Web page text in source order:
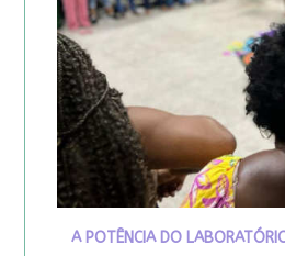
A POTÊNCIA DO